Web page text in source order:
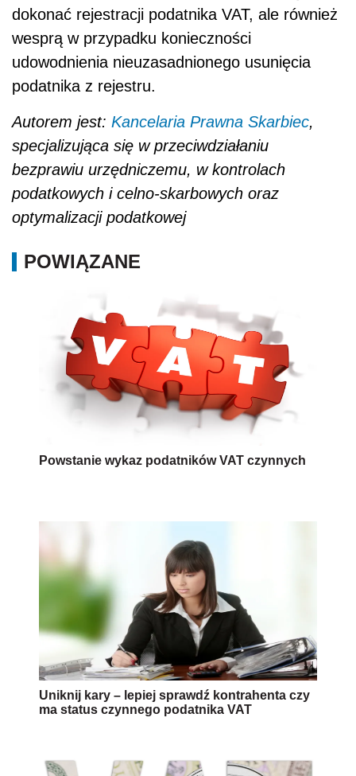
dokonać rejestracji podatnika VAT, ale również
wesprą w przypadku konieczności
udowodnienia nieuzasadnionego usunięcia
podatnika z rejestru.
Autorem jest: Kancelaria Prawna Skarbiec,
specjalizująca się w przeciwdziałaniu
bezprawiu urzędniczemu, w kontrolach
podatkowych i celno-skarbowych oraz
optymalizacji podatkowej
POWIĄZANE
Powstanie wykaz podatników VAT czynnych
Uniknij kary – lepiej sprawdź kontrahenta czy
ma status czynnego podatnika VAT